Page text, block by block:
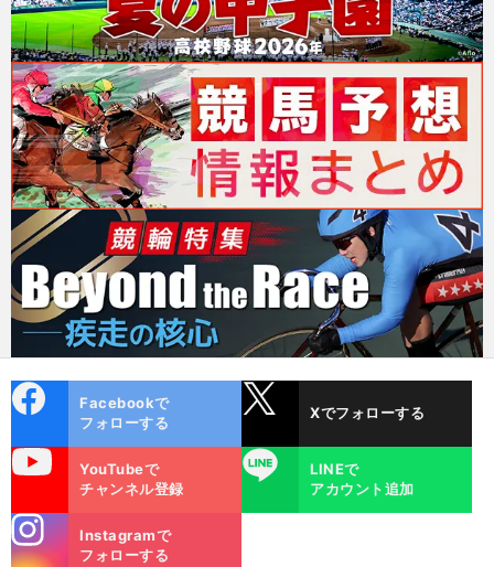
ok
Facebookで
フォローする
Xでフォローする
YouTubeで
チャンネル登録
LINE
LINEで
アカウント追加
m
Instagramで
フォローする